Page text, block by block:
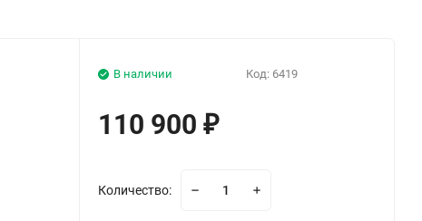
Код: 6419
В наличии
110 900 ₽
Количество: